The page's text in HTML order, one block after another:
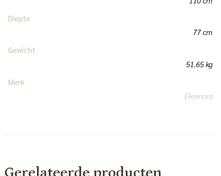
Diepte
77 cm
Gewicht
51.65 kg
Merk
Eleonora